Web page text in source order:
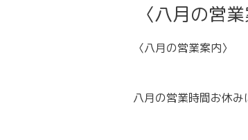
〈八月の営業
〈八月の営業案内〉
八月の営業時間お休み